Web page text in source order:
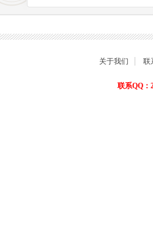
商品退货保障
关于我们 联
联系QQ：